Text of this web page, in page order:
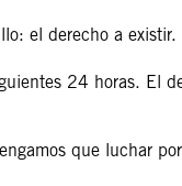
el derecho a existir.
24 horas. El
que luchar